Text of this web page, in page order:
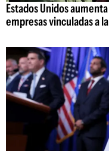
Estados Unidos
empresas vinculadas a